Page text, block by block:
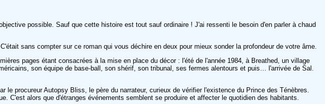
possible. Sauf que cette histoire est tout sauf ordinaire ! J'ai ressenti le besoin d'en parler à chaud
sans compter sur ce roman qui vous déchire en deux pour mieux sonder la profondeur de votre âme.
pages étant consacrées à la mise en place du décor : l'été de l'année 1984, à Breathed, un village
son équipe de base-ball, son shérif, son tribunal, ses fermes alentours et puis… l'arrivée de Sal.
procureur Autopsy Bliss, le père du narrateur, curieux de vérifier l'existence du Prince des Ténèbres.
C'est alors que d'étranges événements semblent se produire et affecter le quotidien des habitants.